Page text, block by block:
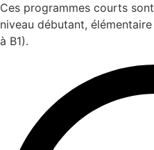
Ces programmes courts
niveau débutant,
à B1).